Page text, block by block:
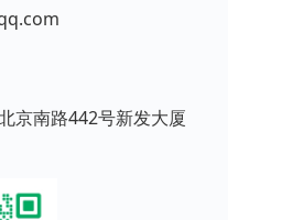
京南路442号新发大厦